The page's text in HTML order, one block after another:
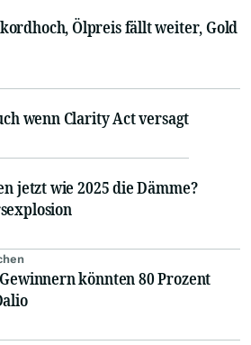
Ölpreis fällt weiter, Gold
wenn Clarity Act versagt
jetzt wie 2025 die Dämme?
könnten 80 Prozent